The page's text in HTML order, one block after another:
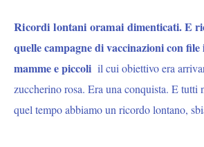
Ricordi lontani oramai dimenticati. E
quelle campagne di vaccinazioni con
mamme e piccoli il cui obiettivo era
zuccherino rosa. Era una conquista. E
quel tempo abbiamo un ricordo lontano,